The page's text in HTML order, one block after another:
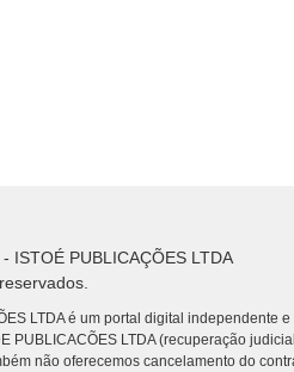
ISTOÉ PUBLICAÇÕES LTDA
LTDA é um portal digital independente
PUBLICACÕES LTDA (recuperação
não oferecemos cancelamento do